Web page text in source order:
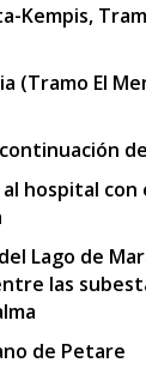
Kempis,
(Tramo El
hospital con
Lago de
las
de Petare